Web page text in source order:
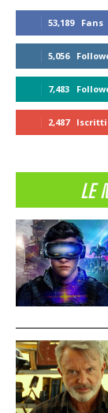
53,189 Fans
5,056
7,483
2,487 Iscritti
LE